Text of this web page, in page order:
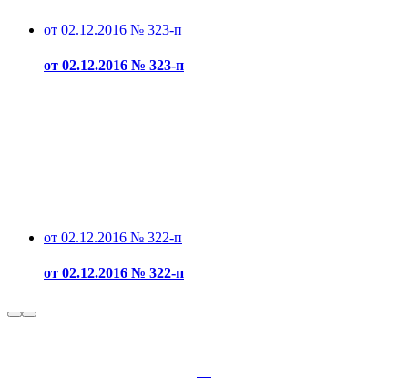
от 02.12.2016 № 323-п
от 02.12.2016 № 323-п
от 02.12.2016 № 322-п
от 02.12.2016 № 322-п